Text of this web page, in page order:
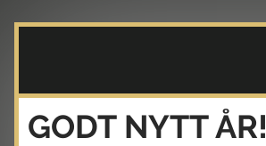
GODT NYTT ÅR!